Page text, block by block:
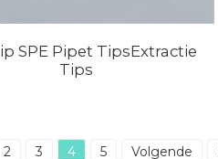
SPE Pipet TipsExtractie
Tips
2 3 4 5 Volgende